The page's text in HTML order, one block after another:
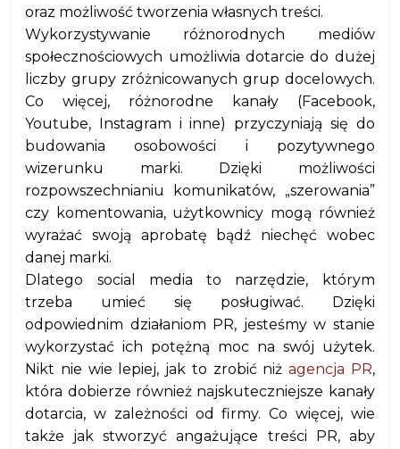
oraz możliwość tworzenia własnych treści.
Wykorzystywanie różnorodnych mediów
społecznościowych umożliwia dotarcie do dużej
liczby grupy zróżnicowanych grup docelowych.
Co więcej, różnorodne kanały (Facebook,
Youtube, Instagram i inne) przyczyniają się do
budowania osobowości i pozytywnego
wizerunku marki. Dzięki możliwości
rozpowszechnianiu komunikatów, „szerowania”
czy komentowania, użytkownicy mogą również
wyrażać swoją aprobatę bądź niechęć wobec
danej marki.
Dlatego social media to narzędzie, którym
trzeba umieć się posługiwać. Dzięki
odpowiednim działaniom PR, jesteśmy w stanie
wykorzystać ich potężną moc na swój użytek.
Nikt nie wie lepiej, jak to zrobić niż agencja PR,
która dobierze również najskuteczniejsze kanały
dotarcia, w zależności od firmy. Co więcej, wie
także jak stworzyć angażujące treści PR, aby